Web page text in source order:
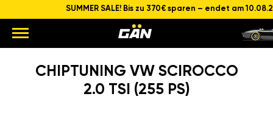
SUMMER SALE! Bis zu 370€ sparen – endet am
CHIPTUNING VW SCIROCCO
2.0 TSI (255 PS)